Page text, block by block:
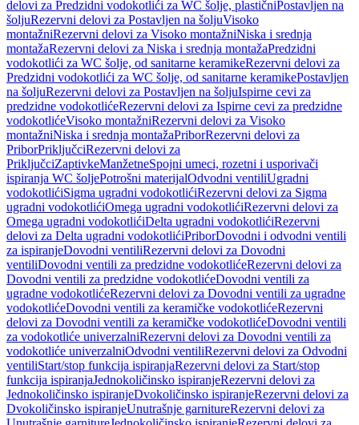
delovi za Predzidni vodokotlići za WC šolje, plastičniPostavljen na
šoljuRezervni delovi za Postavljen na šoljuVisoko
montažniRezervni delovi za Visoko montažniNiska i srednja
montažaRezervni delovi za Niska i srednja montažaPredzidni
vodokotlići za WC šolje, od sanitarne keramikeRezervni delovi za
Predzidni vodokotlići za WC šolje, od sanitarne keramikePostavljen
na šoljuRezervni delovi za Postavljen na šoljuIspirne cevi za
predzidne vodokotlićeRezervni delovi za Ispirne cevi za predzidne
vodokotlićeVisoko montažniRezervni delovi za Visoko
montažniNiska i srednja montažaPriborRezervni delovi za
PriborPriključciRezervni delovi za
PriključciZaptivkeManžetneSpojni umeci, rozetni i usporivači
ispiranja WC šoljePotrošni materijalOdvodni ventiliUgradni
vodokotlićiSigma ugradni vodokotlićiRezervni delovi za Sigma
ugradni vodokotlićiOmega ugradni vodokotlićiRezervni delovi za
Omega ugradni vodokotlićiDelta ugradni vodokotlićiRezervni
delovi za Delta ugradni vodokotlićiPriborDovodni i odvodni ventili
za ispiranjeDovodni ventiliRezervni delovi za Dovodni
ventiliDovodni ventili za predzidne vodokotlićeRezervni delovi za
Dovodni ventili za predzidne vodokotlićeDovodni ventili za
ugradne vodokotlićeRezervni delovi za Dovodni ventili za ugradne
vodokotlićeDovodni ventili za keramičke vodokotlićeRezervni
delovi za Dovodni ventili za keramičke vodokotlićeDovodni ventili
za vodokotliće univerzalniRezervni delovi za Dovodni ventili za
vodokotliće univerzalniOdvodni ventiliRezervni delovi za Odvodni
ventiliStart/stop funkcija ispiranjaRezervni delovi za Start/stop
funkcija ispiranjaJednokoličinsko ispiranjeRezervni delovi za
Jednokoličinsko ispiranjeDvokoličinsko ispiranjeRezervni delovi za
Dvokoličinsko ispiranjeUnutrašnje garnitureRezervni delovi za